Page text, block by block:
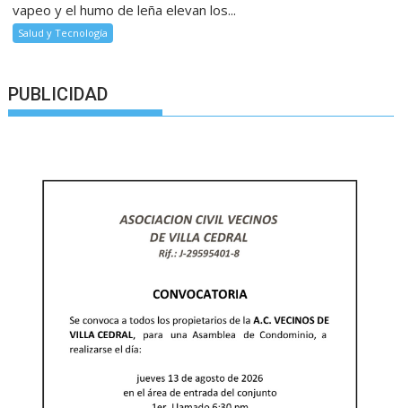
vapeo y el humo de leña elevan los...
Salud y Tecnología
PUBLICIDAD